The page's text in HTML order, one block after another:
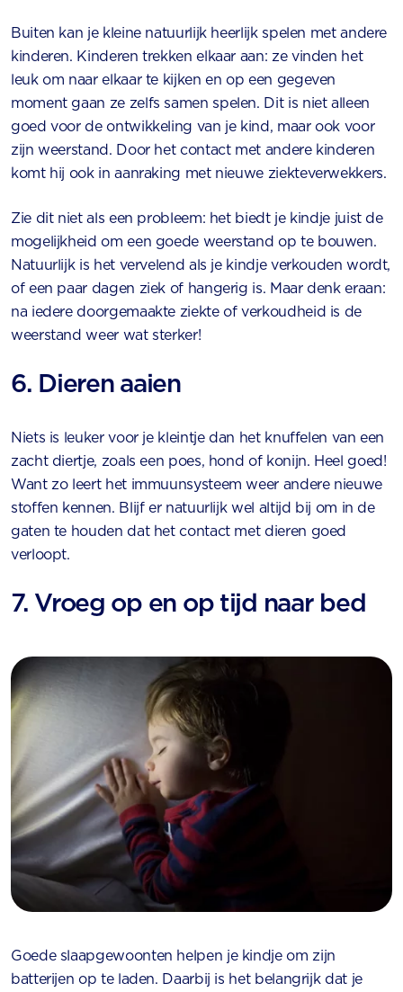
Buiten kan je kleine natuurlijk heerlijk spelen met andere
kinderen. Kinderen trekken elkaar aan: ze vinden het
leuk om naar elkaar te kijken en op een gegeven
moment gaan ze zelfs samen spelen. Dit is niet alleen
goed voor de ontwikkeling van je kind, maar ook voor
zijn weerstand. Door het contact met andere kinderen
komt hij ook in aanraking met nieuwe ziekteverwekkers.
Zie dit niet als een probleem: het biedt je kindje juist de
mogelijkheid om een goede weerstand op te bouwen.
Natuurlijk is het vervelend als je kindje verkouden wordt,
of een paar dagen ziek of hangerig is. Maar denk eraan:
na iedere doorgemaakte ziekte of verkoudheid is de
weerstand weer wat sterker!
6. Dieren aaien
Niets is leuker voor je kleintje dan het knuffelen van een
zacht diertje, zoals een poes, hond of konijn. Heel goed!
Want zo leert het immuunsysteem weer andere nieuwe
stoffen kennen. Blijf er natuurlijk wel altijd bij om in de
gaten te houden dat het contact met dieren goed
verloopt.
7. Vroeg op en op tijd naar bed
Goede slaapgewoonten helpen je kindje om zijn
batterijen op te laden. Daarbij is het belangrijk dat je